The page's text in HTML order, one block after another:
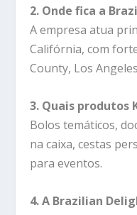
2. Onde fica a
A empresa atua
Califórnia, com
County, Los
3. Quais produtos
Bolos temáticos,
na caixa, cestas
para eventos.
4. A Brazilian